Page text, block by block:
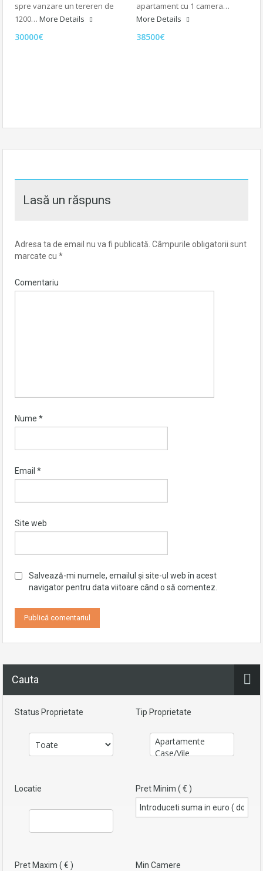
spre vanzare un tereren de
1200… More Details
30000€
apartament cu 1 camera…
More Details
38500€
Lasă un răspuns
Adresa ta de email nu va fi publicată. Câmpurile obligatorii sunt
marcate cu *
Comentariu
Nume *
Email *
Site web
Salvează-mi numele, emailul și site-ul web în acest
navigator pentru data viitoare când o să comentez.
Cauta
Status Proprietate Tip Proprietate
Locatie Pret Minim ( € )
Pret Maxim ( € ) Min Camere